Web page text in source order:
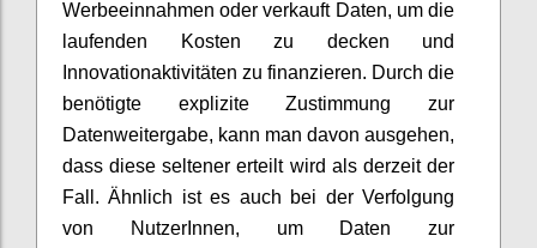
Werbeeinnahmen oder verkauft Daten, um die
laufenden Kosten zu decken und
Innovationaktivitäten zu finanzieren. Durch die
benötigte explizite Zustimmung zur
Datenweitergabe, kann man davon ausgehen,
dass diese seltener erteilt wird als derzeit der
Fall. Ähnlich ist es auch bei der Verfolgung
von NutzerInnen, um Daten zur